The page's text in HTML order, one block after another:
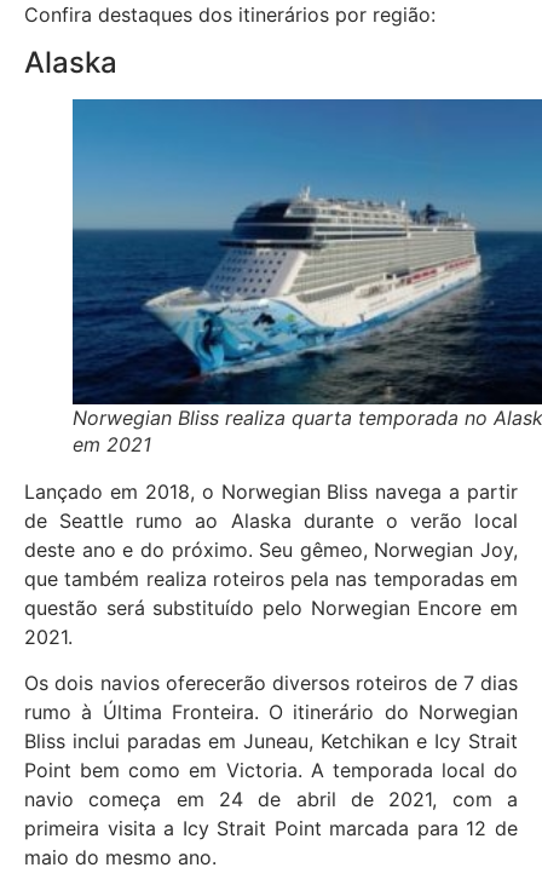
Confira destaques dos itinerários por região:
Alaska
Norwegian Bliss realiza quarta temporada no
em 2021
Lançado em 2018, o Norwegian Bliss navega a partir
de Seattle rumo ao Alaska durante o verão local
deste ano e do próximo. Seu gêmeo, Norwegian Joy,
que também realiza roteiros pela nas temporadas em
questão será substituído pelo Norwegian Encore em
2021.
Os dois navios oferecerão diversos roteiros de 7 dias
rumo à Última Fronteira. O itinerário do Norwegian
Bliss inclui paradas em Juneau, Ketchikan e Icy Strait
Point bem como em Victoria. A temporada local do
navio começa em 24 de abril de 2021, com a
primeira visita a Icy Strait Point marcada para 12 de
maio do mesmo ano.